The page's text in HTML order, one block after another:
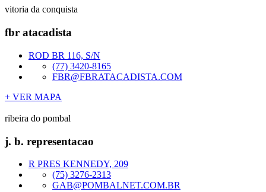
vitoria da conquista
fbr atacadista
ROD BR 116, S/N
(77) 3420-8165
FBR@FBRATACADISTA.COM
+ VER MAPA
ribeira do pombal
j. b. representacao
R PRES KENNEDY, 209
(75) 3276-2313
GAB@POMBALNET.COM.BR